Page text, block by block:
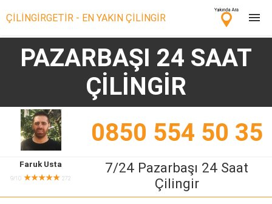
ÇİLİNGİRGETİR - EN YAKIN ÇİLİNGİR
Çilingir Ara
Çilingir misin? Bize Katıl!
PAZARBAŞI 24 SAAT
ÇİLİNGİR
0850 554 50 35
Faruk Usta
9/10 ★★★★★272
7/24 Pazarbaşı 24 Saat
Çilingir